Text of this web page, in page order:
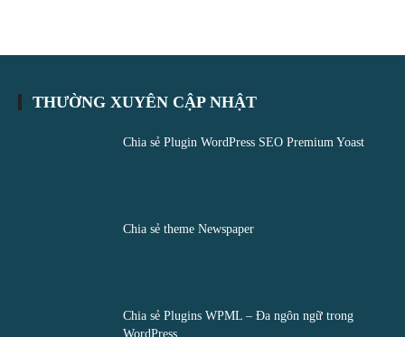
THƯỜNG XUYÊN CẬP NHẬT
Chia sẻ Plugin WordPress SEO Premium Yoast
Chia sẻ theme Newspaper
Chia sẻ Plugins WPML – Đa ngôn ngữ trong
WordPress